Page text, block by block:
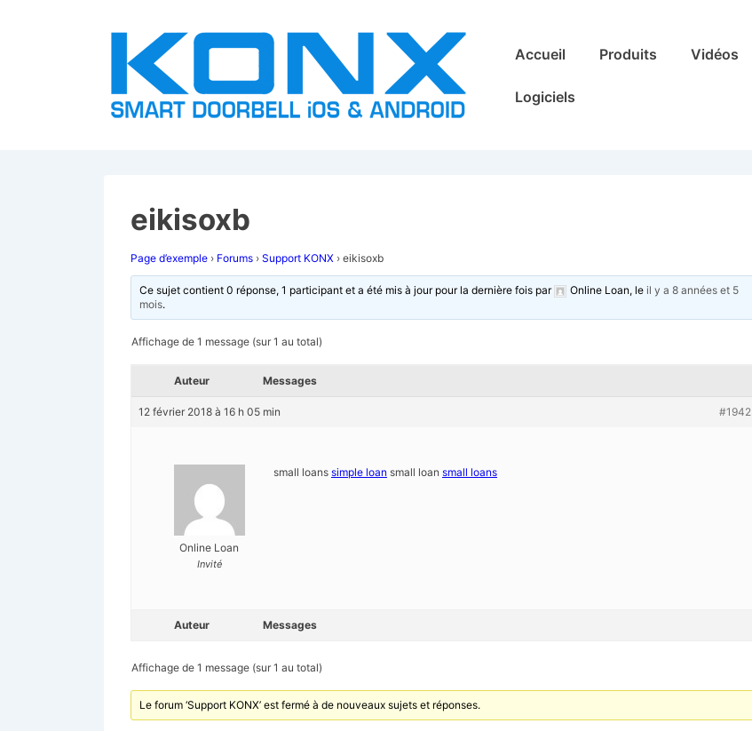
MainAccueil Produits Vidéos
Logiciels
eikisoxb
Page d’exemple › Forums › Support KONX › eikisoxb
Ce sujet contient 0 réponse, 1 participant et a été mis à jour pour la dernière fois par Online Loan, leil y a 8 années et 5
mois.
Affichage de 1 message (sur 1 au total)
Auteur Messages
12 février 2018 à 16 h 05 min #1942
Online Loan
Invité
small loans simple loan small loan small loans
Auteur Messages
Affichage de 1 message (sur 1 au total)
Le forum ‘Support KONX’ est fermé à de nouveaux sujets et réponses.